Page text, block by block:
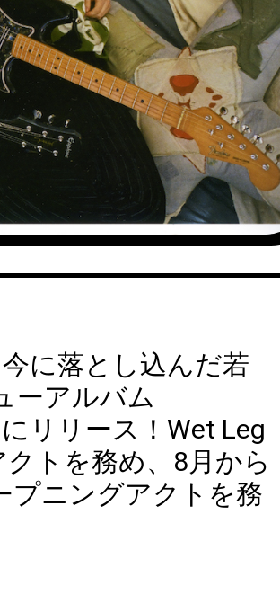
に落とし込んだ若
ーアルバム
リリース！Wet Leg
トを務め、8月から
プニングアクトを務